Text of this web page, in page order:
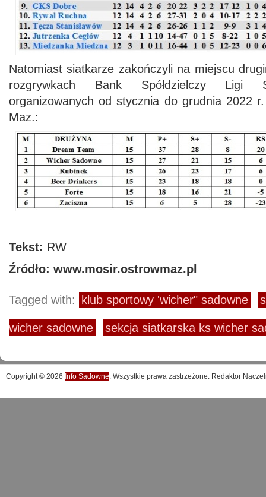
Natomiast siatkarze zakończyli na miejscu
rozgrywkach Bank Spółdzielczy Ligi
organizowanych od stycznia do grudnia 2022
Maz.:
Tekst: RW
Źródło: www.mosir.ostrowmaz.pl
Tagged with: klub sportowy 'wicher" sadowne
wicher sadowne sekcja siatkarska ks wicher
Copyright © 2026 Info Sadowne. Wszystkie prawa zastrzeżone. Redaktor